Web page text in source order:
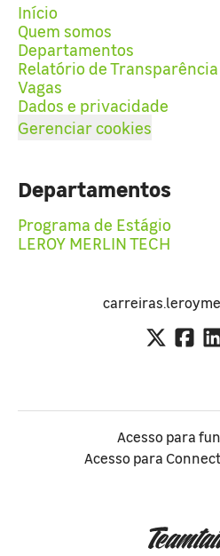
Início
Quem somos
Departamentos
Relatório de
Vagas
Dados e privacidade
Gerenciar cookies
Departamentos
Programa de Estágio
LEROY MERLIN TECH
Acesso para
Acesso para